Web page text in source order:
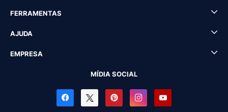
FERRAMENTAS
AJUDA
EMPRESA
MÍDIA SOCIAL